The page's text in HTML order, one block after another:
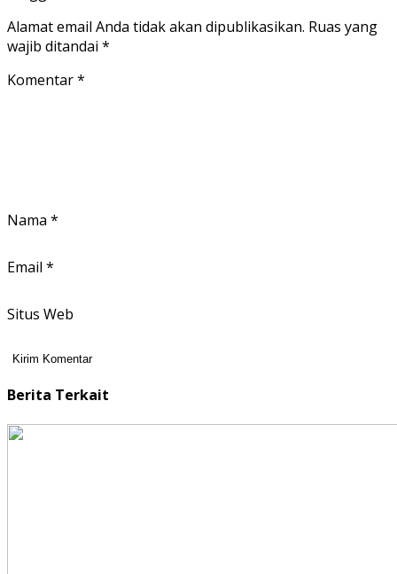
Alamat email Anda tidak akan dipublikasikan. Ruas yang
wajib ditandai *
Komentar*
Nama *
Email *
Situs Web
Berita Terkait